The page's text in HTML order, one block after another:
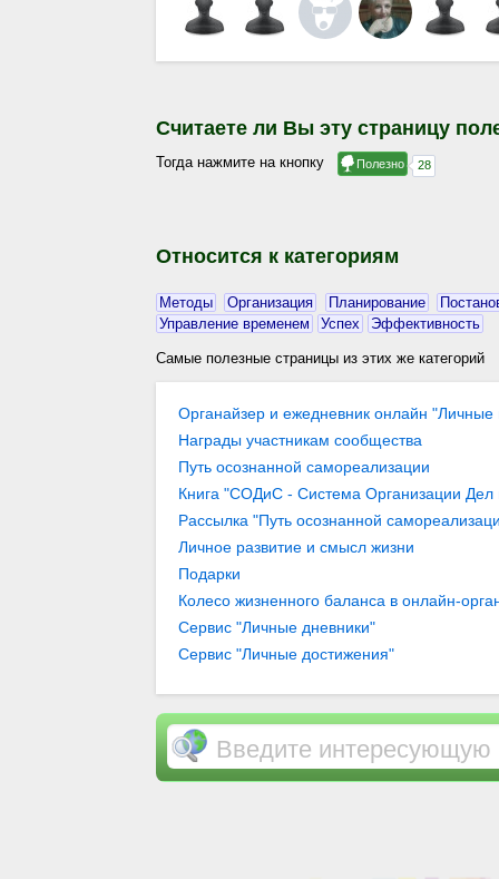
Считаете ли Вы эту страницу
Тогда нажмите на кнопку
Относится к категориям
Методы Организация Планирование
Управление временем
Успех Эффективность
Самые полезные страницы из этих же категорий
Органайзер и ежедневник онлайн "Личные
Награды участникам сообщества
Путь осознанной самореализации
Книга "СОДиС - Система Организации
Рассылка "Путь осознанной
Личное развитие и смысл жизни
Подарки
Колесо жизненного баланса в онлайн-
гармонии в жизни… / Организация целей
"Личные цели" / Блоги / Личное развитие и
Сервис "Личные дневники"
Сервис "Личные достижения"